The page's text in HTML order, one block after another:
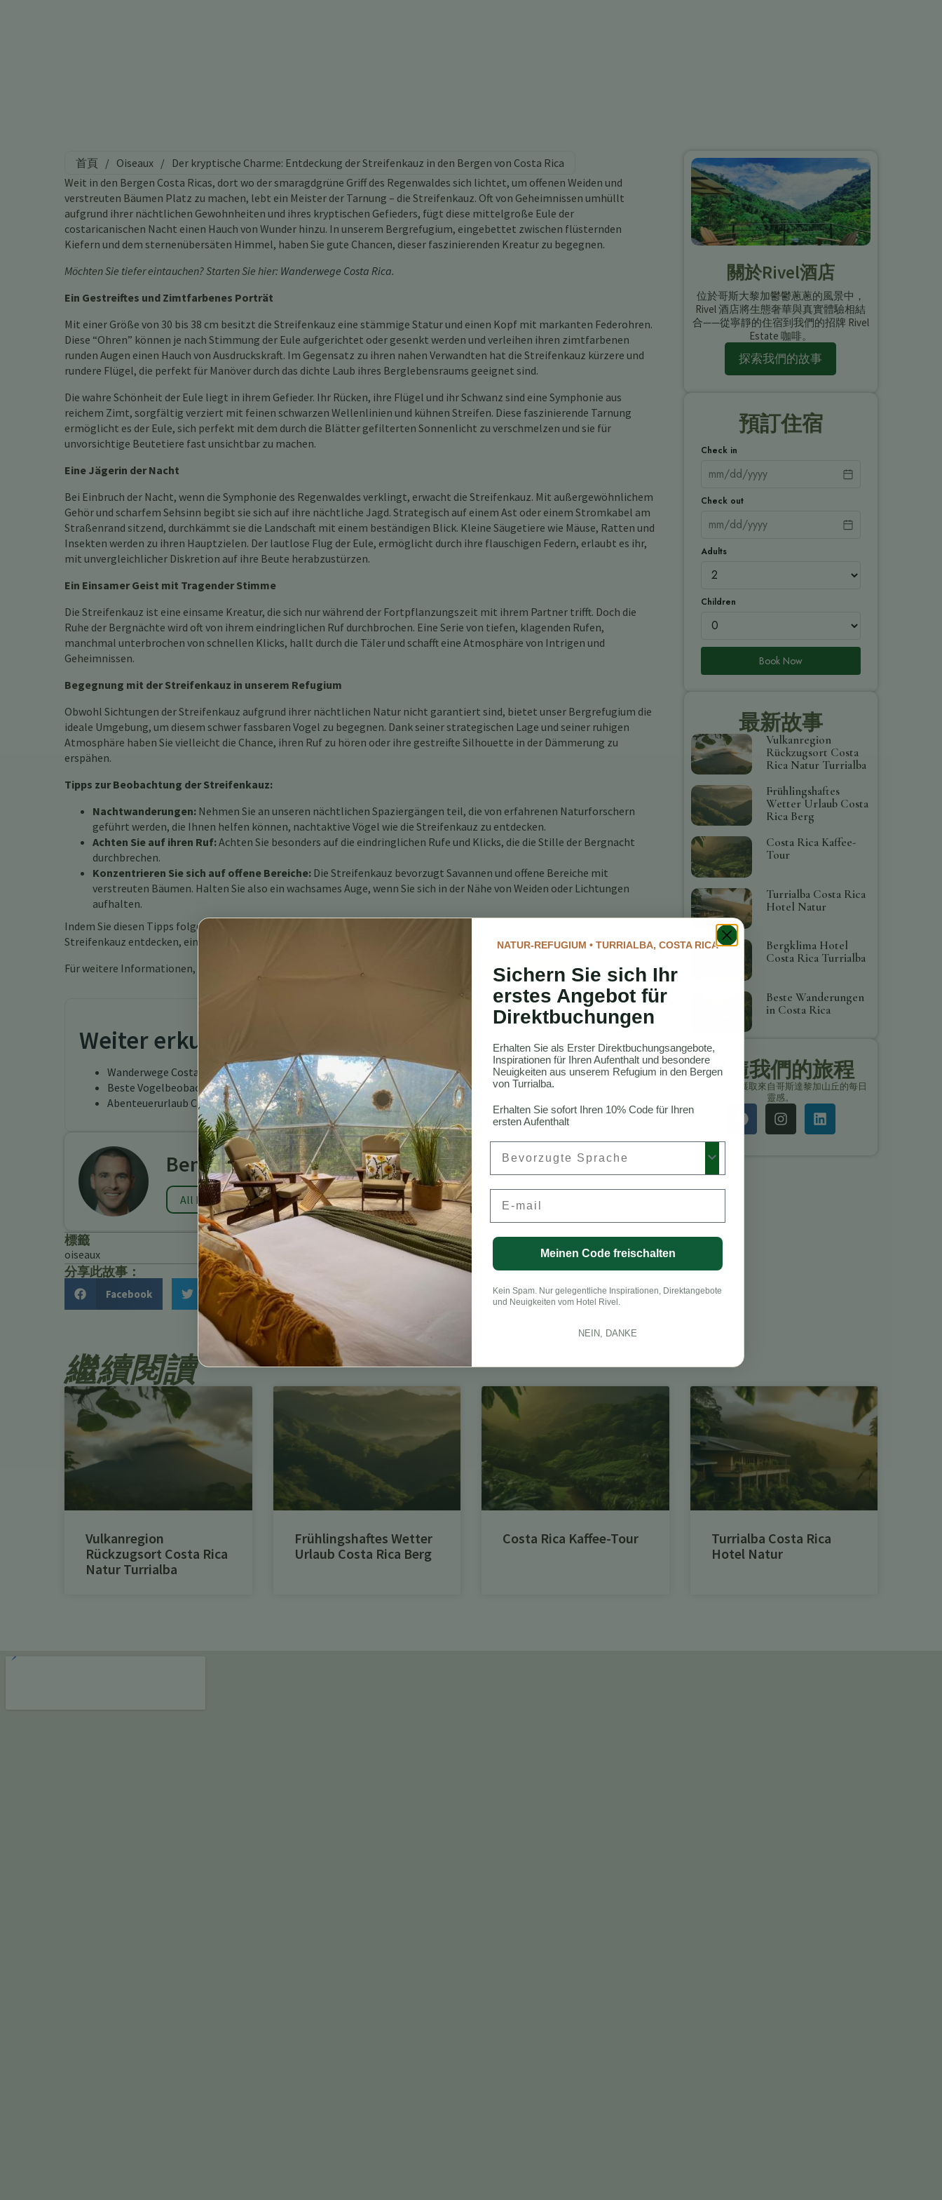
首頁 / Oiseaux / Der kryptische Charme: Entdeckung der Streifenkauz in den Bergen von Costa Rica
Weit in den Bergen Costa Ricas, dort wo der smaragdgrüne Griff des Regenwaldes sich lichtet, um offenen Weiden und
verstreuten Bäumen Platz zu machen, lebt ein Meister der Tarnung – die Streifenkauz. Oft von Geheimnissen umhüllt
aufgrund ihrer nächtlichen Gewohnheiten und ihres kryptischen Gefieders, fügt diese mittelgroße Eule der
costaricanischen Nacht einen Hauch von Wunder hinzu. In unserem Bergrefugium, eingebettet zwischen flüsternden
Kiefern und dem sternenübersäten Himmel, haben Sie gute Chancen, dieser faszinierenden Kreatur zu begegnen.
Möchten Sie tiefer eintauchen? Starten Sie hier: Wanderwege Costa Rica.
Ein Gestreiftes und Zimtfarbenes Porträt
Mit einer Größe von 30 bis 38 cm besitzt die Streifenkauz eine stämmige Statur und einen Kopf mit markanten Federohren.
Diese “Ohren” können je nach Stimmung der Eule aufgerichtet oder gesenkt werden und verleihen ihren zimtfarbenen
runden Augen einen Hauch von Ausdruckskraft. Im Gegensatz zu ihren nahen Verwandten hat die Streifenkauz kürzere und
rundere Flügel, die perfekt für Manöver durch das dichte Laub ihres Berglebensraums geeignet sind.
Die wahre Schönheit der Eule liegt in ihrem Gefieder. Ihr Rücken, ihre Flügel und ihr Schwanz sind eine Symphonie aus
reichem Zimt, sorgfältig verziert mit feinen schwarzen Wellenlinien und kühnen Streifen. Diese faszinierende Tarnung
ermöglicht es der Eule, sich perfekt mit dem durch die Blätter gefilterten Sonnenlicht zu verschmelzen und sie für
unvorsichtige Beutetiere fast unsichtbar zu machen.
Eine Jägerin der Nacht
Bei Einbruch der Nacht, wenn die Symphonie des Regenwaldes verklingt, erwacht die Streifenkauz. Mit außergewöhnlichem
Gehör und scharfem Sehsinn begibt sie sich auf ihre nächtliche Jagd. Strategisch auf einem Ast oder einem Stromkabel am
Straßenrand sitzend, durchkämmt sie die Landschaft mit einem beständigen Blick. Kleine Säugetiere wie Mäuse, Ratten und
Insekten werden zu ihren Hauptzielen. Der lautlose Flug der Eule, ermöglicht durch ihre flauschigen Federn, erlaubt es ihr,
mit unvergleichlicher Diskretion auf ihre Beute herabzustürzen.
Ein Einsamer Geist mit Tragender Stimme
Die Streifenkauz ist eine einsame Kreatur, die sich nur während der Fortpflanzungszeit mit ihrem Partner trifft. Doch die
Ruhe der Bergnächte wird oft von ihrem eindringlichen Ruf durchbrochen. Eine Serie von tiefen, klagenden Rufen,
manchmal unterbrochen von schnellen Klicks, hallt durch die Täler und schafft eine Atmosphäre von Intrigen und
Geheimnissen.
Begegnung mit der Streifenkauz in unserem Refugium
Obwohl Sichtungen der Streifenkauz aufgrund ihrer nächtlichen Natur nicht garantiert sind, bietet unser Bergrefugium die
ideale Umgebung, um diesem schwer fassbaren Vogel zu begegnen. Dank seiner strategischen Lage und seiner ruhigen
Atmosphäre haben Sie vielleicht die Chance, ihren Ruf zu hören oder ihre gestreifte Silhouette in der Dämmerung zu
erspähen.
Tipps zur Beobachtung der Streifenkauz:
Nachtwanderungen: Nehmen Sie an unseren nächtlichen Spaziergängen teil, die von erfahrenen Naturforschern
geführt werden, die Ihnen helfen können, nachtaktive Vögel wie die Streifenkauz zu entdecken.
Achten Sie auf ihren Ruf:Achten Sie besonders auf die eindringlichen Rufe und Klicks, die die Stille der Bergnacht
durchbrechen.
Konzentrieren Sie sich auf offene Bereiche: Die Streifenkauz bevorzugt Savannen und offene Bereiche mit
verstreuten Bäumen. Halten Sie also ein wachsames Auge, wenn Sie sich in der Nähe von Weiden oder Lichtungen
aufhalten.
Indem Sie diesen Tipps folgen und die Magie der costaricanischen Nacht umarmen, könnten Sie die geheime Welt der
Streifenkauz entdecken, eine Kreatur, die die Schönheit und das Geheimnis der Berge verkörpert.
Für weitere Informationen, besuchen Sie bitte unseren vollständigen Leitfaden zu den
Vögeln Costa Ricas.
Weiter erkunden
Wanderwege Costa Rica
Beste Vogelbeobachtungslodges in Costa Rica
Abenteuerurlaub Costa Rica Turrialba
Benjamin Charbonneau, CFA
All Posts
標籤
oiseaux
分享此故事：
Facebook Twitter
關於Rivel酒店
位於哥斯大黎加鬱鬱蔥蔥的風景中，
Rivel 酒店將生態奢華與真實體驗相結
合——從寧靜的住宿到我們的招牌 Rivel
Estate 咖啡。
探索我們的故事
預訂住宿
Check in
Check out
Adults
Children
Book Now
最新故事
Vulkanregion
Rückzugsort Costa
Rica Natur Turrialba
Frühlingshaftes
Wetter Urlaub Costa
Rica Berg
Costa Rica Kaffee-
Tour
Turrialba Costa Rica
Hotel Natur
Bergklima Hotel
Costa Rica Turrialba
Beste Wanderungen
in Costa Rica
追隨我們的旅程
保持聯繫，獲取來自哥斯達黎加山丘的每日
靈感。
繼續閱讀
Vulkanregion
Rückzugsort Costa Rica
Natur Turrialba
Frühlingshaftes Wetter
Urlaub Costa Rica Berg
Costa Rica Kaffee-Tour
Turrialba Costa Rica
Hotel Natur
NATUR-REFUGIUM • TURRIALBA, COSTA RICA
Sichern Sie sich Ihr
erstes Angebot für
Direktbuchungen
Erhalten Sie als Erster Direktbuchungsangebote,
Inspirationen für Ihren Aufenthalt und besondere
Neuigkeiten aus unserem Refugium in den Bergen
von Turrialba.
Erhalten Sie sofort Ihren 10% Code für Ihren
ersten Aufenthalt
Meinen Code freischalten
Kein Spam. Nur gelegentliche Inspirationen, Direktangebote
und Neuigkeiten vom Hotel Rivel.
NEIN, DANKE